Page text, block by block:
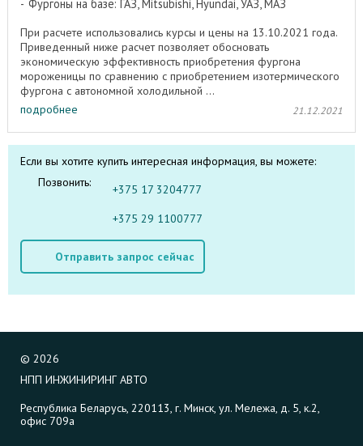
Фургоны на базе: ГАЗ, Mitsubishi, Hyundai, УАЗ, МАЗ
При расчете использовались курсы и цены на 13.10.2021 года.
Приведенный ниже расчет позволяет обосновать
экономическую эффективность приобретения фургона
мороженицы по сравнению с приобретением изотермического
фургона с автономной холодильной ...
подробнее
21.12.2021
Если вы хотите купить интересная информация, вы можете:
Позвонить:
+375 17 3204777
+375 29 1100777
Отправить запрос сейчас
© 2026
НПП ИНЖИНИРИНГ АВТО
Республика Беларусь, 220113, г. Минск, ул. Мележа, д. 5, к.2,
офис 709а